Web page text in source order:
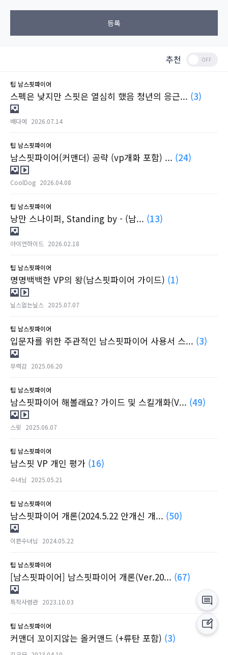
등록
추천
팁 남스핏파이어
스펙은 낮지만 스핏은 열심히 했음 청년의 응근... (3)
배다예 2026.07.14
팁 남스핏파이어
남스핏파이어(커맨더) 공략 (vp개화 포함) ... (24)
CoolDog 2026.04.08
팁 남스핏파이어
낭만 스나이퍼, Standing by - (남... (13)
아이언하이드 2026.02.18
팁 남스핏파이어
명명백백한 VP의 왕(남스핏파이어 가이드) (1)
닐스없는닐스 2025.07.07
팁 남스핏파이어
입문자를 위한 주관적인 남스핏파이어 사용서 스... (3)
무력감 2025.06.20
팁 남스핏파이어
남스핏파이어 해볼래요? 가이드 및 스킬개화(V... (49)
스윗 2025.06.07
팁 남스핏파이어
남스핏 VP 개인 평가 (16)
수녀님 2025.05.21
팁 남스핏파이어
남스핏파이어 개론(2024.5.22 안개신 개... (50)
이쁜수녀님 2024.05.22
팁 남스핏파이어
[남스핏파이어] 남스핏파이어 개론(Ver.20... (67)
특작사령관 2023.10.03
팁 남스핏파이어
커맨더 꼬이지않는 올커맨드 (+류탄 포함) (3)